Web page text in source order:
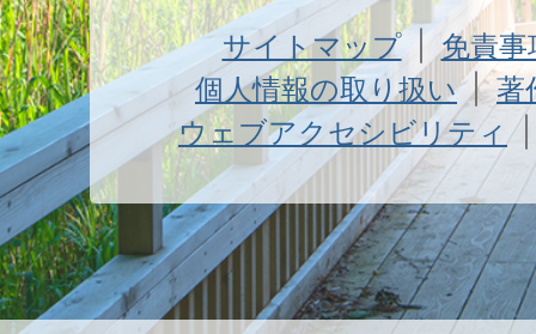
サイトマップ
免責
個人情報の取り扱い
著
ウェブアクセシビリティ